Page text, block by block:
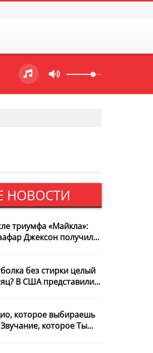
НОВОСТИ
триумфа «Майкла»:
Джексон получил
без стирки целый
В США представили
которое выбираешь
которое Ты